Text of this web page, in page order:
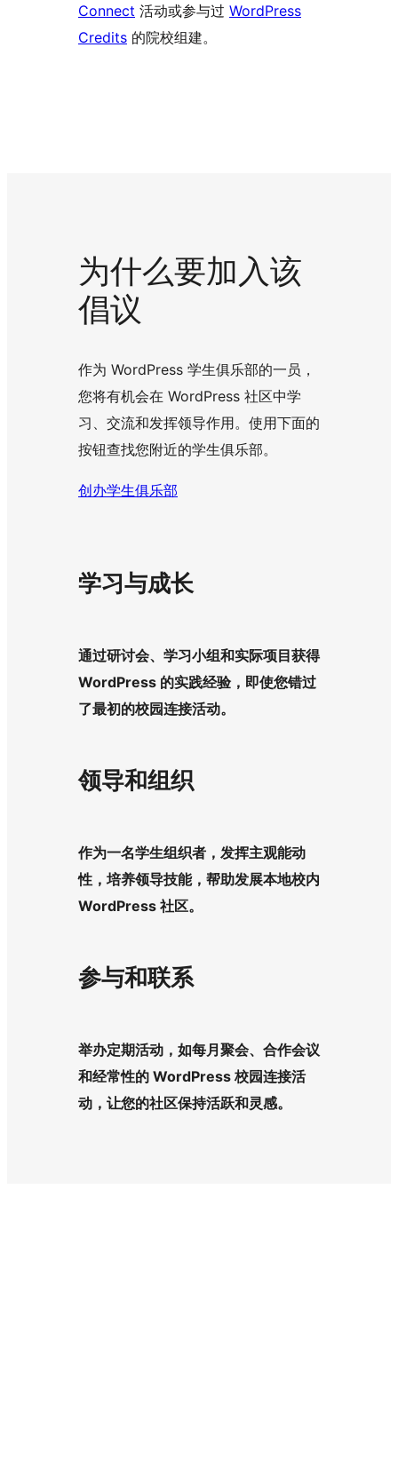
Connect 活动或参与过 WordPress
Credits 的院校组建。
为什么要加入该
倡议
作为 WordPress 学生俱乐部的一员，
您将有机会在 WordPress 社区中学
习、交流和发挥领导作用。使用下面的
按钮查找您附近的学生俱乐部。
创办学生俱乐部
学习与成长
通过研讨会、学习小组和实际项目获得
WordPress 的实践经验，即使您错过
了最初的校园连接活动。
领导和组织
作为一名学生组织者，发挥主观能动
性，培养领导技能，帮助发展本地校内
WordPress 社区。
参与和联系
举办定期活动，如每月聚会、合作会议
和经常性的 WordPress 校园连接活
动，让您的社区保持活跃和灵感。